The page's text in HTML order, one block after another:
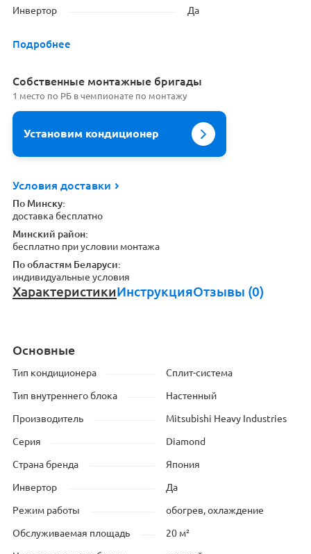
Инвертор Да
Подробнее
Cобственные монтажные бригады
1 место по РБ в чемпионате по монтажу
Установим кондиционер
Условия доставки
По Минску:
доставка бесплатно
Минский район:
бесплатно при условии монтажа
По областям Беларуси:
индивидуальные условия
ХарактеристикиИнструкцияОтзывы (0)
Основные
Тип кондиционера Сплит-система
Тип внутреннего блока Настенный
Производитель Mitsubishi Heavy Industries
Серия Diamond
Страна бренда Япония
Инвертор Да
Режим работы обогрев, охлаждение
Обслуживаемая площадь 20 м²